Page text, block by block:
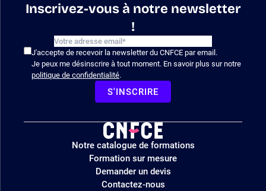
Inscrivez-vous à notre newsletter
!
J'accepte de recevoir la newsletter du CNFCE par email.
Je peux me désinscrire à tout moment. En savoir plus sur notre
politique de confidentialité.
S'INSCRIRE
Logo
site
Notre catalogue de formations
Formation sur mesure
Demander un devis
Contactez-nous